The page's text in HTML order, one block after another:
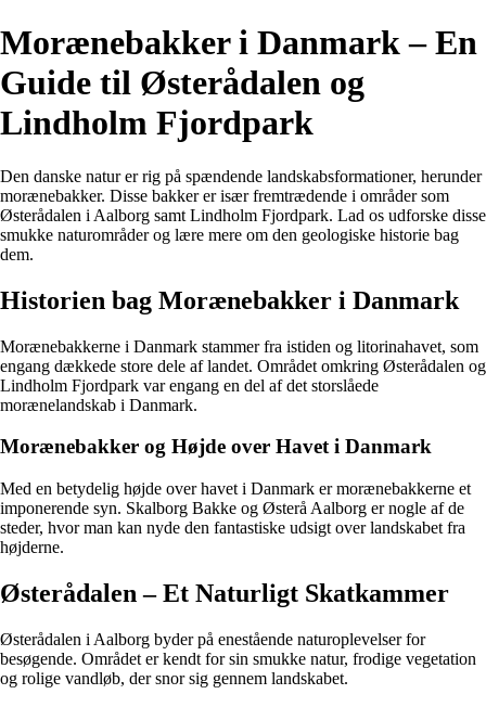
Morænebakker i Danmark – En
Guide til Østerådalen og
Lindholm Fjordpark
Den danske natur er rig på spændende landskabsformationer, herunder
morænebakker. Disse bakker er især fremtrædende i områder som
Østerådalen i Aalborg samt Lindholm Fjordpark. Lad os udforske disse
smukke naturområder og lære mere om den geologiske historie bag
dem.
Historien bag Morænebakker i Danmark
Morænebakkerne i Danmark stammer fra istiden og litorinahavet, som
engang dækkede store dele af landet. Området omkring Østerådalen og
Lindholm Fjordpark var engang en del af det storslåede
morænelandskab i Danmark.
Morænebakker og Højde over Havet i Danmark
Med en betydelig højde over havet i Danmark er morænebakkerne et
imponerende syn. Skalborg Bakke og Østerå Aalborg er nogle af de
steder, hvor man kan nyde den fantastiske udsigt over landskabet fra
højderne.
Østerådalen – Et Naturligt Skatkammer
Østerådalen i Aalborg byder på enestående naturoplevelser for
besøgende. Området er kendt for sin smukke natur, frodige vegetation
og rolige vandløb, der snor sig gennem landskabet.